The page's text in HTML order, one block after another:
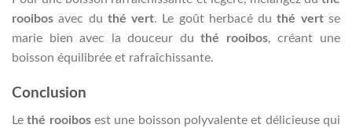
rooibos avec du thé vert. Le goût herbacé duthé vertse
marie bien avec la douceur duthé rooibos, créant une
boisson équilibrée et rafraîchissante.
Conclusion
Lethé rooibosest une boisson polyvalente et délicieuse qui